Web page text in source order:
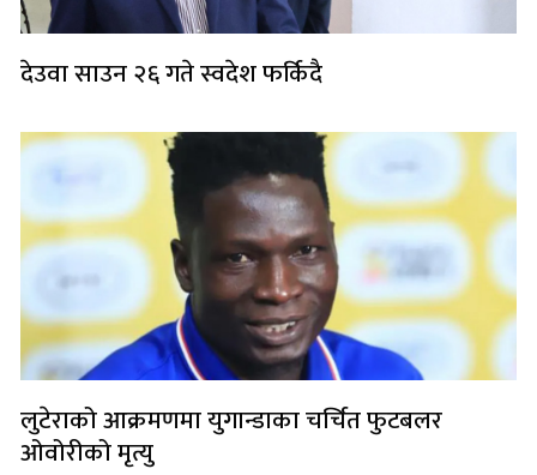
देउवा साउन २६ गते स्वदेश फर्किदै
लुटेराको आक्रमणमा युगान्डाका चर्चित फुटबलर
ओवोरीको मृत्यु